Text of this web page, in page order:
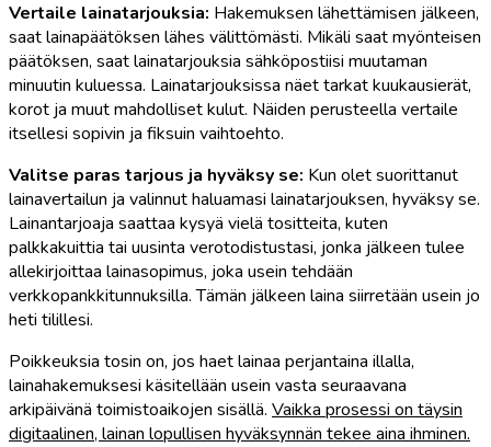
Vertaile lainatarjouksia: Hakemuksen lähettämisen jälkeen,
saat lainapäätöksen lähes välittömästi. Mikäli saat myönteisen
päätöksen, saat lainatarjouksia sähköpostiisi muutaman
minuutin kuluessa. Lainatarjouksissa näet tarkat kuukausierät,
korot ja muut mahdolliset kulut. Näiden perusteella vertaile
itsellesi sopivin ja fiksuin vaihtoehto.
Valitse paras tarjous ja hyväksy se: Kun olet suorittanut
lainavertailun ja valinnut haluamasi lainatarjouksen, hyväksy se.
Lainantarjoaja saattaa kysyä vielä tositteita, kuten
palkkakuittia tai uusinta verotodistustasi, jonka jälkeen tulee
allekirjoittaa lainasopimus, joka usein tehdään
verkkopankkitunnuksilla. Tämän jälkeen laina siirretään usein jo
heti tilillesi.
Poikkeuksia tosin on, jos haet lainaa perjantaina illalla,
lainahakemuksesi käsitellään usein vasta seuraavana
arkipäivänä toimistoaikojen sisällä. Vaikka prosessi on täysin
digitaalinen, lainan lopullisen hyväksynnän tekee aina ihminen.